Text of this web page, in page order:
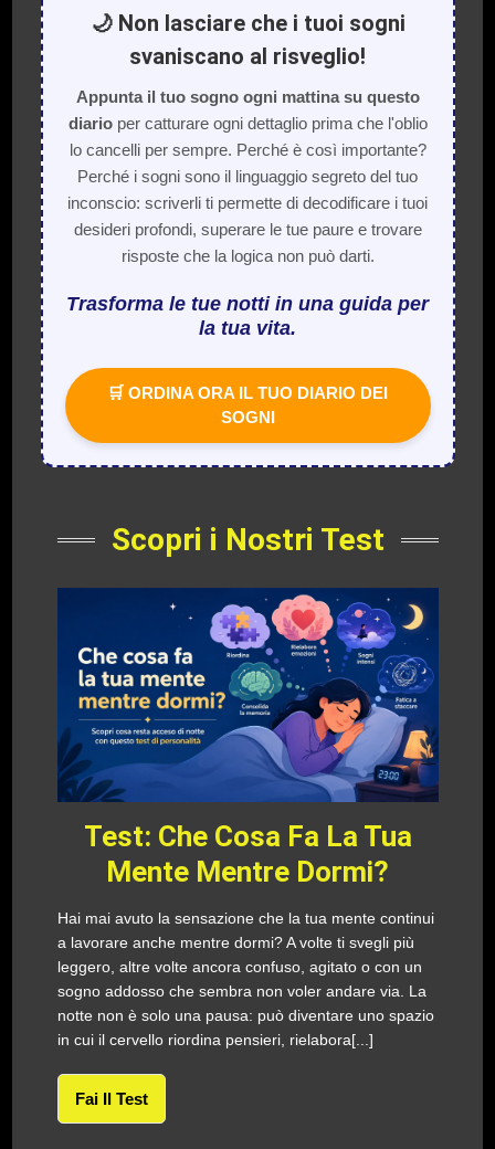
🌙 Non lasciare che i tuoi sogni
svaniscano al risveglio!
Appunta il tuo sogno ogni mattina su questo
diarioper catturare ogni dettaglio prima che l'oblio
lo cancelli per sempre. Perché è così importante?
Perché i sogni sono il linguaggio segreto del tuo
inconscio: scriverli ti permette di decodificare i tuoi
desideri profondi, superare le tue paure e trovare
risposte che la logica non può darti.
Trasforma le tue notti in una guida per
la tua vita.
🛒 ORDINA ORA IL TUO DIARIO DEI
SOGNI
Scopri i Nostri Test
Test: Che Cosa Fa La Tua
Mente Mentre Dormi?
Hai mai avuto la sensazione che la tua mente continui
a lavorare anche mentre dormi? A volte ti svegli più
leggero, altre volte ancora confuso, agitato o con un
sogno addosso che sembra non voler andare via. La
notte non è solo una pausa: può diventare uno spazio
in cui il cervello riordina pensieri, rielabora[...]
Fai Il Test